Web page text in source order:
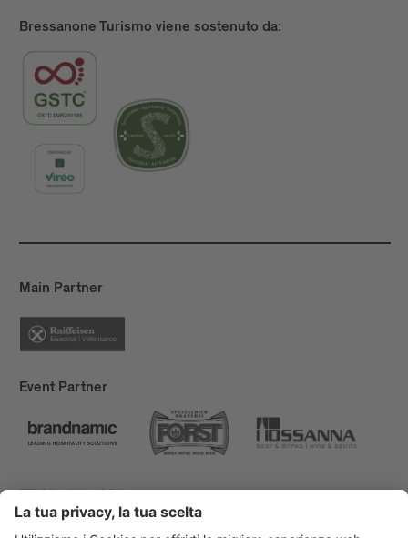
Bressanone Turismo viene sostenuto da:
Main Partner
Event Partner